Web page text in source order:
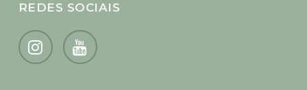
REDES SOCIAIS